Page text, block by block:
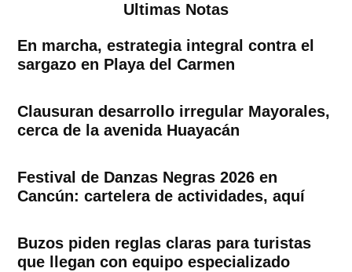
Ultimas Notas
En marcha, estrategia integral contra el
sargazo en Playa del Carmen
Clausuran desarrollo irregular Mayorales,
cerca de la avenida Huayacán
Festival de Danzas Negras 2026 en
Cancún: cartelera de actividades, aquí
Buzos piden reglas claras para turistas
que llegan con equipo especializado